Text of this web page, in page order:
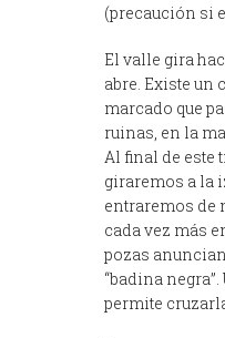
(precaución si
El valle gira
abre. Existe un
marcado que
ruinas, en la
Al final de este
giraremos a la
entraremos de
cada vez más
pozas
“badina
permite